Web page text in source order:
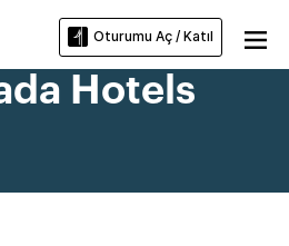
Oturumu Aç / Katıl
Hotels